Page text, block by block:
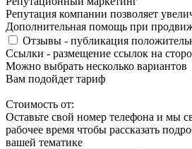
Репутация компании позволяет
Дополнительная помощь при
Отзывы - публикация
Ссылки - размещение ссылок на
Можно выбрать несколько вариантов
Вам подойдет тариф
Стоимость от:
Оставьте свой номер телефона и мы
рабочее время чтобы рассказать
вашей тематике